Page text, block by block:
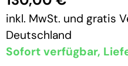
inkl. MwSt. und gratis
Deutschland
Sofort verfügbar,